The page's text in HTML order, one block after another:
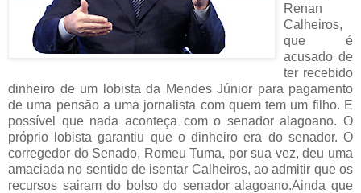
Renan
Calheiros,
que é
acusado de
ter recebido
dinheiro de um lobista da Mendes Júnior para pagamento
de uma pensão a uma jornalista com quem tem um filho. E
possível que nada aconteça com o senador alagoano. O
próprio lobista garantiu que o dinheiro era do senador. O
corregedor do Senado, Romeu Tuma, por sua vez, deu uma
amaciada no sentido de isentar Calheiros, ao admitir que os
recursos sairam do bolso do senador alagoano.Ainda que